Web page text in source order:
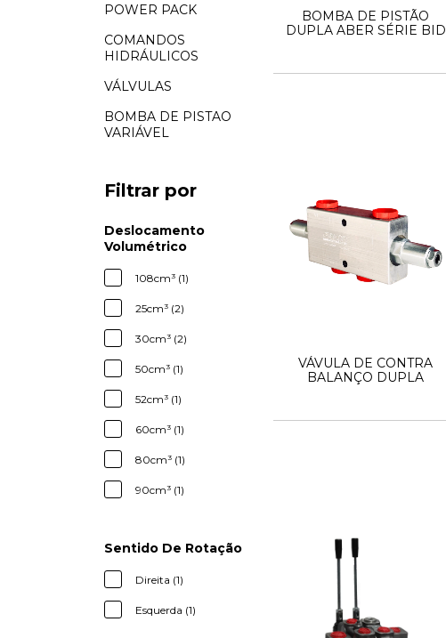
POWER PACK
COMANDOS
HIDRÁULICOS
VÁLVULAS
BOMBA DE PISTAO
VARIÁVEL
Filtrar por
Deslocamento
Volumétrico
108cm³ (1)
25cm³ (2)
30cm³ (2)
50cm³ (1)
52cm³ (1)
60cm³ (1)
80cm³ (1)
90cm³ (1)
Sentido De Rotação
Direita (1)
Esquerda (1)
BOMBA DE PISTÃO
DUPLA ABER SÉRIE BID
VÁVULA DE CONTRA
BALANÇO DUPLA